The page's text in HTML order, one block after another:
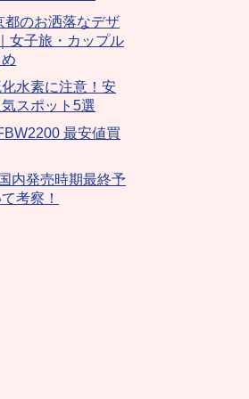
都のお洒落なデザ
女子旅・カップル
化水素に注意！安
スポット5選
最安値買
内発売時期最終予
考察！